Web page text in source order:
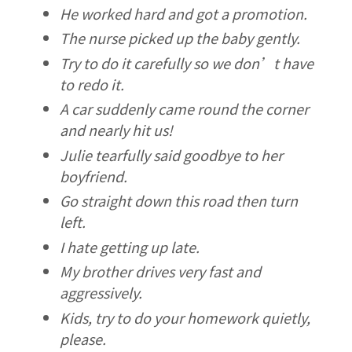
He worked hard and got a promotion.
The nurse picked up the baby gently.
Try to do it carefully so we don’t have
to redo it.
A car suddenly came round the corner
and nearly hit us!
Julie tearfully said goodbye to her
boyfriend.
Go straight down this road then turn
left.
I hate getting up late.
My brother drives very fast and
aggressively.
Kids, try to do your homework quietly,
please.